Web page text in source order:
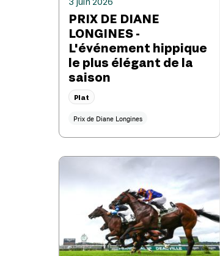
PRIX DE DIANE
LONGINES -
L'événement hippique
le plus élégant de la
saison
Plat
Prix de Diane Longines